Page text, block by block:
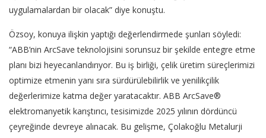
uygulamalardan bir olacak” diye konuştu.
Özsoy, konuya ilişkin yaptığı değerlendirmede şunları söyledi:
“ABB’nin ArcSave teknolojisini sorunsuz bir şekilde entegre etme
planı bizi heyecanlandırıyor. Bu iş birliği, çelik üretim süreçlerimizi
optimize etmenin yanı sıra sürdürülebilirlik ve yenilikçilik
değerlerimize katma değer yaratacaktır. ABB ArcSave®
elektromanyetik karıştırıcı, tesisimizde 2025 yılının dördüncü
çeyreğinde devreye alınacak. Bu gelişme, Çolakoğlu Metalurji